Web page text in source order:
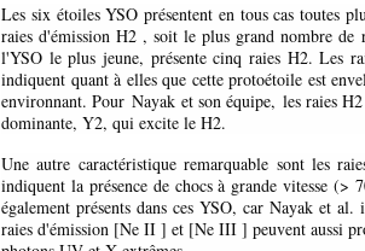
Les six étoiles YSO présentent en tous cas toutes
raies d'émission H2 , soit le plus grand nombre de
l'YSO le plus jeune, présente cinq raies H2. Les
indiquent quant à elles que cette protoétoile est
environnant. Pour Nayaket son équipe, les raies
dominante, Y2, qui excite le H2.
Une autre caractéristique remarquable sont
indiquent la présence de chocs à grande vitesse
également présents dans ces YSO, car Nayak et
raies d'émission [Ne II ] et [Ne III ] peuvent aussi